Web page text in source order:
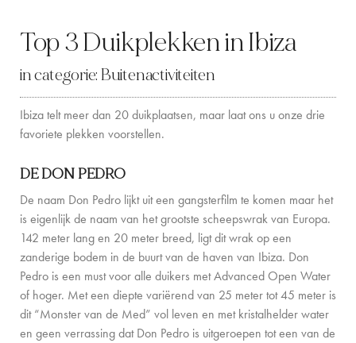
WESTKUST
SANTA GERTRUDIS
SAN JOSÉ
INSPIRATIE
AUTOVERHUUR
BOOT CHARTERVLOOT
PRIVATE CHEF AND BAR SERVICES
Top 3 Duikplekken in Ibiza
in categorie: Buitenactiviteiten
Ibiza telt meer dan 20 duikplaatsen, maar laat ons u onze drie
favoriete plekken voorstellen.
DE DON PEDRO
De naam Don Pedro lijkt uit een gangsterfilm te komen maar het
is eigenlijk de naam van het grootste scheepswrak van Europa.
142 meter lang en 20 meter breed, ligt dit wrak op een
zanderige bodem in de buurt van de haven van Ibiza. Don
Pedro is een must voor alle duikers met Advanced Open Water
of hoger. Met een diepte variërend van 25 meter tot 45 meter is
dit “Monster van de Med” vol leven en met kristalhelder water
en geen verrassing dat Don Pedro is uitgeroepen tot een van de